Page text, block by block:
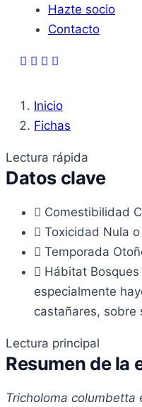
Hazte socio
Contacto
Inicio
Fichas
Lectura rápida
Datos clave
Comestibilidad
Toxicidad Nula
Temporada
Hábitat
especialmente
castañares, sobre
Lectura principal
Resumen de la
Tricholoma columbetta